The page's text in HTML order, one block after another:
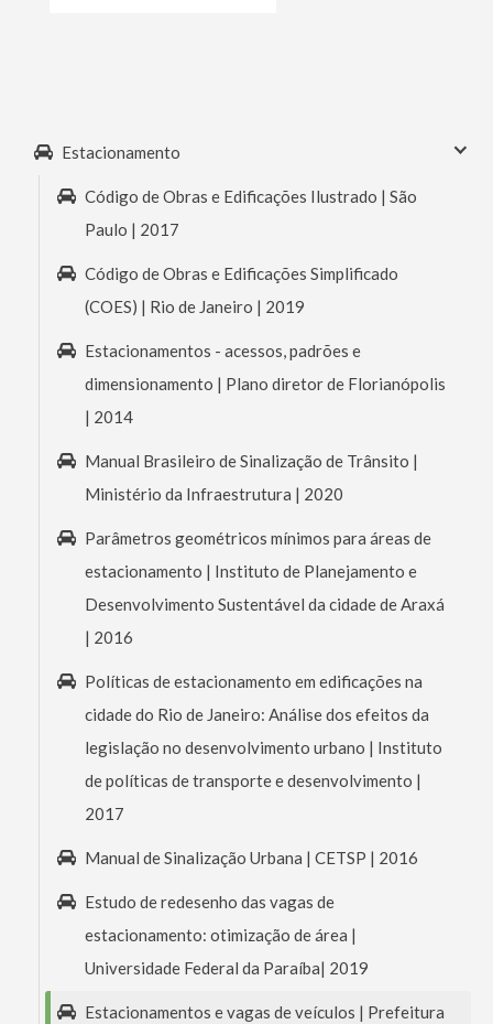
Estacionamento
Código de Obras e Edificações Ilustrado | São
Paulo | 2017
Código de Obras e Edificações Simplificado
(COES) | Rio de Janeiro | 2019
Estacionamentos - acessos, padrões e
dimensionamento | Plano diretor de Florianópolis
| 2014
Manual Brasileiro de Sinalização de Trânsito |
Ministério da Infraestrutura | 2020
Parâmetros geométricos mínimos para áreas de
estacionamento | Instituto de Planejamento e
Desenvolvimento Sustentável da cidade de Araxá
| 2016
Políticas de estacionamento em edificações na
cidade do Rio de Janeiro: Análise dos efeitos da
legislação no desenvolvimento urbano | Instituto
de políticas de transporte e desenvolvimento |
2017
Manual de Sinalização Urbana | CETSP | 2016
Estudo de redesenho das vagas de
estacionamento: otimização de área |
Universidade Federal da Paraíba| 2019
Estacionamentos e vagas de veículos | Prefeitura